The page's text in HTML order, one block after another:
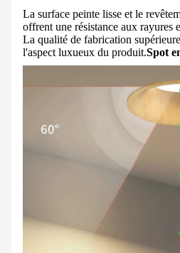
La surface peinte lisse et le
offrent une résistance aux rayures
La qualité de fabrication
l'aspect luxueux du produit.Spot